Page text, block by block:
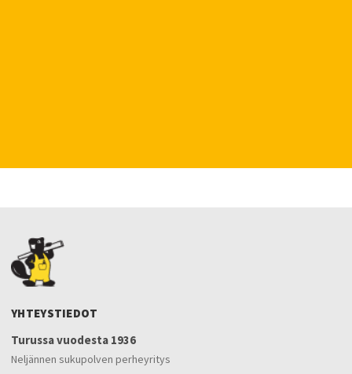
YHTEYSTIEDOT
Turussa vuodesta 1936
Neljännen sukupolven perheyritys